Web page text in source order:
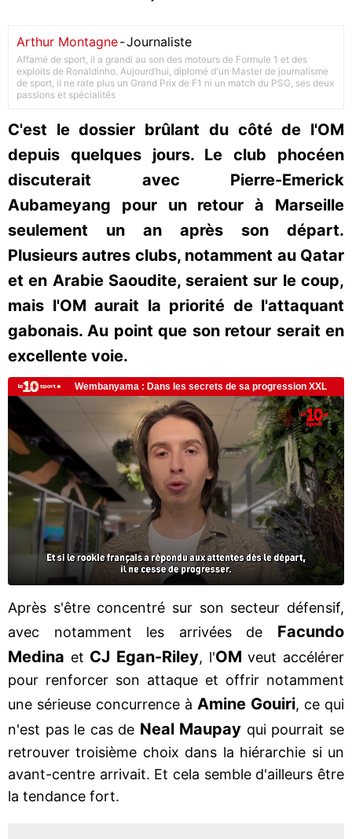
Arthur Montagne-Journaliste
Affamé de sport, il a grandi au son des moteurs de Formule 1 et des
exploits de Ronaldinho. Aujourd’hui, diplomé d'un Master de journalisme
de sport, il ne rate plus un Grand Prix de F1 ni un match du PSG, ses deux
passions et spécialités
C'est le dossier brûlant du côté de l'OM
depuis quelques jours. Le club phocéen
discuterait avec Pierre-Emerick
Aubameyang pour un retour à Marseille
seulement un an après son départ.
Plusieurs autres clubs, notamment au Qatar
et en Arabie Saoudite, seraient sur le coup,
mais l'OM aurait la priorité de l'attaquant
gabonais. Au point que son retour serait en
excellente voie.
Après s'être concentré sur son secteur défensif,
avec notamment les arrivées de Facundo
Medina et CJ Egan-Riley, l'OM veut accélérer
pour renforcer son attaque et offrir notamment
une sérieuse concurrence à Amine Gouiri, ce qui
n'est pas le cas de Neal Maupay qui pourrait se
retrouver troisième choix dans la hiérarchie si un
avant-centre arrivait. Et cela semble d'ailleurs être
la tendance fort.